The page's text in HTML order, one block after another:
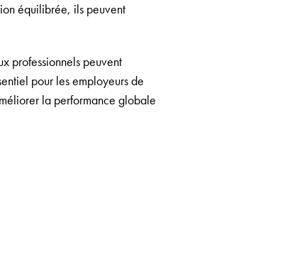
équilibrée, ils peuvent
professionnels peuvent
pour les employeurs de
la performance globale